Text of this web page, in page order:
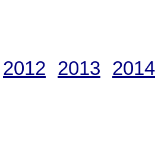
2012 2013 2014